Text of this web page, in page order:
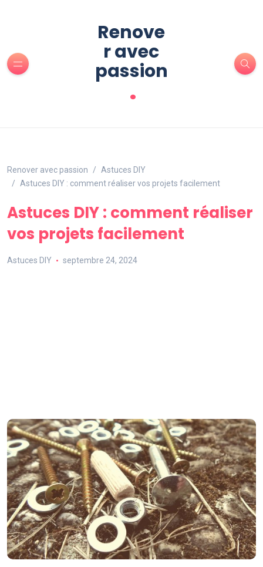
Renove
r avec
passion
.
Renover avec passion
Astuces DIY
Astuces DIY : comment réaliser vos projets facilement
Astuces DIY : comment réaliser
vos projets facilement
Astuces DIY septembre 24, 2024